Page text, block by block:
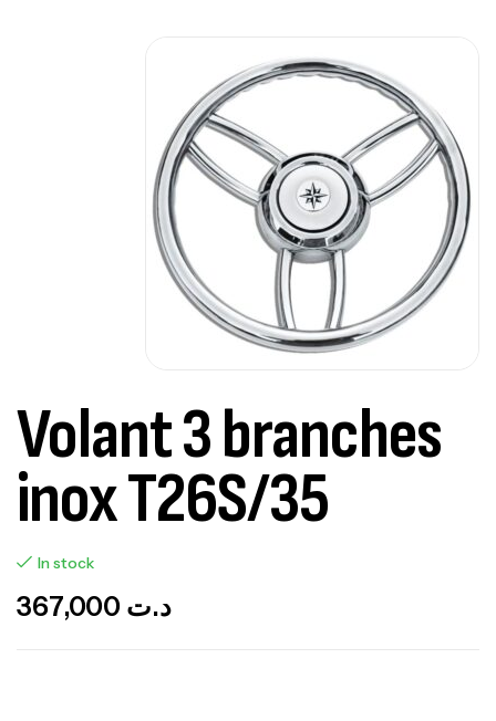
Volant 3 branches
inox T26S/35
In stock
د.ت